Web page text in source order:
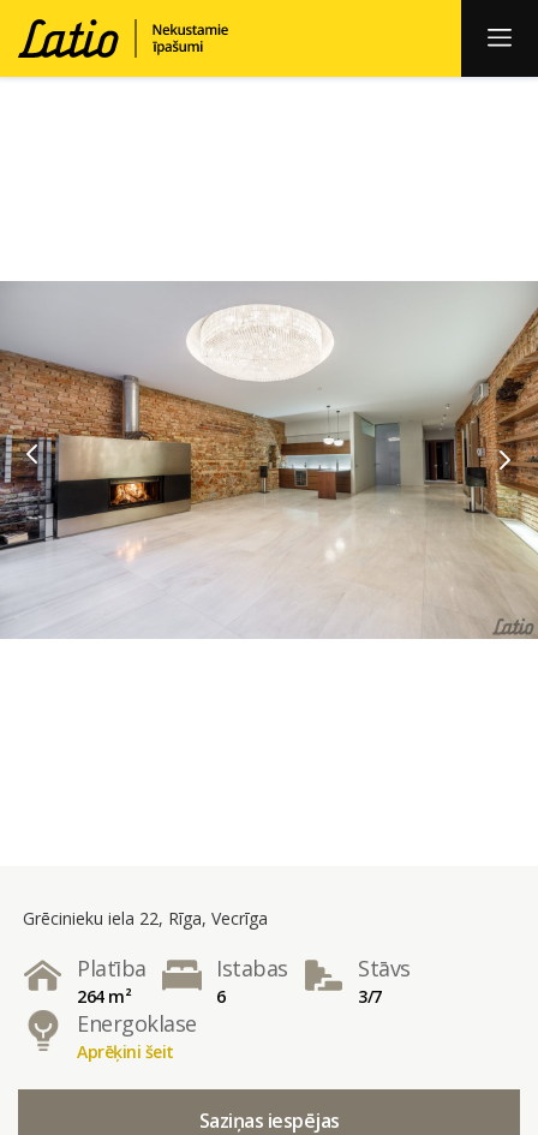
Grēcinieku iela 22, Rīga, Vecrīga
Platība
264 m²
Istabas
6
Stāvs
3/7
Energoklase
Aprēķini šeit
Saziņas iespējas